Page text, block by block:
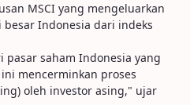
MSCI yang mengeluarkan
Indonesia dari indeks
pasar saham Indonesia yang
mencerminkan proses
oleh investor asing," ujar